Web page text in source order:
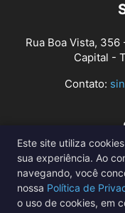
Rua Boa Vista,
Capital -
Contato:
Este site utiliza
sua experiência. Ao
navegando, você
nossa Política de
o uso de cookies, em